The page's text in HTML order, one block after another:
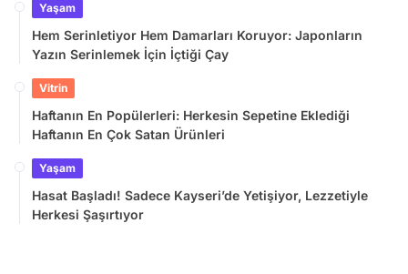
Yaşam
Hem Serinletiyor Hem Damarları Koruyor: Japonların
Yazın Serinlemek İçin İçtiği Çay
Vitrin
Haftanın En Popülerleri: Herkesin Sepetine Eklediği
Haftanın En Çok Satan Ürünleri
Yaşam
Hasat Başladı! Sadece Kayseri’de Yetişiyor, Lezzetiyle
Herkesi Şaşırtıyor